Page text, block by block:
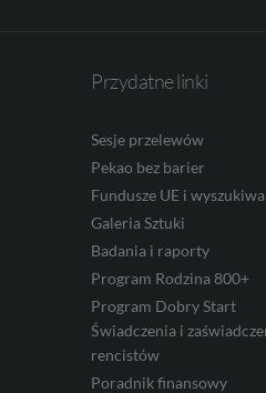
Przydatne linki
Sesje przelewów
Pekao bez barier
Fundusze UE i
Galeria Sztuki
Badania i raporty
Program Rodzina 800+
Program Dobry Start
Świadczenia i
rencistów
Poradnik finansowy